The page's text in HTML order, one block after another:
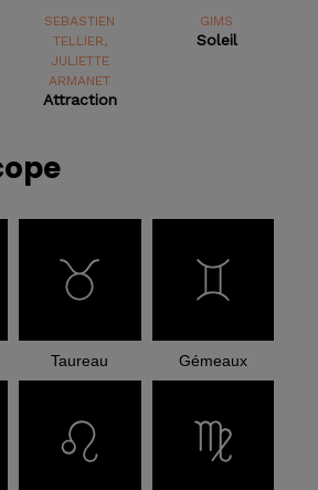
SEBASTIEN
TELLIER,
JULIETTE
ARMANET
Attraction
GIMS
Soleil
Taureau Gémeaux